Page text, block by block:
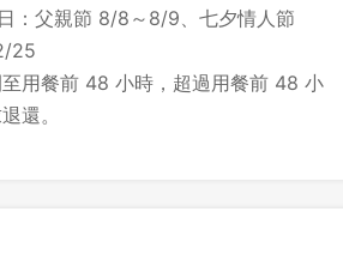
：父親節 8/8～8/9、七夕情人節
25
用餐前 48 小時，超過用餐前 48 小
還。